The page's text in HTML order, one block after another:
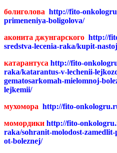
болиголова http://fito-
primeneniya-boligolova/
аконита джунгарского http://
sredstva-lecenia-raka/kupit-
катарантуса http://fito-
raka/katarantus-v-lechenii-
gematosarkomah-mielomnoj-
lejkemii/
мухомора http://fito-
момордики http://fito-
raka/sohranit-molodost-
ot-boleznej/